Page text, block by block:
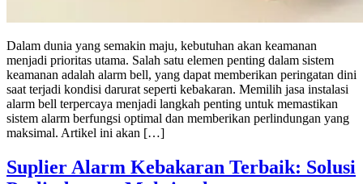
Dalam dunia yang semakin maju, kebutuhan akan keamanan
menjadi prioritas utama. Salah satu elemen penting dalam sistem
keamanan adalah alarm bell, yang dapat memberikan peringatan dini
saat terjadi kondisi darurat seperti kebakaran. Memilih jasa instalasi
alarm bell terpercaya menjadi langkah penting untuk memastikan
sistem alarm berfungsi optimal dan memberikan perlindungan yang
maksimal. Artikel ini akan […]
Suplier Alarm Kebakaran Terbaik: Solusi